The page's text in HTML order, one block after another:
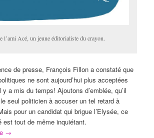
l’ami Acé, un jeune éditorialiste du crayon.
de presse, François Fillon a constaté que
ne sont aujourd’hui plus acceptées
a mis du temps! Ajoutons d’emblée, qu’il
seul politicien à accuser un tel retard à
pour un candidat qui brigue l’Elysée, ce
est tout de même inquiétant.
→